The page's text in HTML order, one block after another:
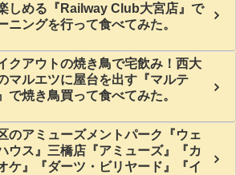
しめる『Railway Club大宮店』で
ニングを行って食べてみた。
クアウトの焼き鳥で宅飲み！西大
マルエツに屋台を出す『マルテ
で焼き鳥買って食べてみた。
のアミューズメントパーク『ウェ
ウス』三橋店『アミューズ』『カ
ケ』『ダーツ・ビリヤード』『イ